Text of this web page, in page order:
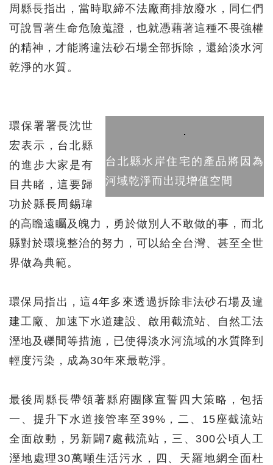
周縣長指出，當時取締不法廠商排放廢水，同仁們
可說冒著生命危險蒐證，也就憑藉著這種不畏強權
的精神，才能將違法砂石場全部拆除，還給淡水河
乾淨的水質。
台北縣水岸住宅的產品將因為
河域乾淨而出現增值空間
環保署署長沈世
宏表示，台北縣
的進步大家是有
目共睹，這要歸
功於縣長周錫瑋
的高瞻遠矚及魄力，勇於做別人不敢做的事，而北
縣對於環境整治的努力，可以給全台灣、甚至全世
界做為典範。
環保局指出，這4年多來透過拆除非法砂石場及違
建工廠、加速下水道建設、啟用截流站、自然工法
溼地及礫間等措施，已使得淡水河流域的水質降到
輕度污染，成為30年來最乾淨。
最後周縣長帶領著縣府團隊宣誓四大策略，包括
一、提升下水道接管率至39%，二、15座截流站
全面啟動，另新闢7處截流站，三、300公頃人工
溼地處理30萬噸生活污水，四、天羅地網全面杜